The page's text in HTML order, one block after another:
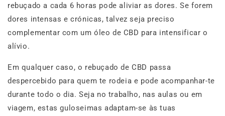
rebuçado a cada 6 horas pode aliviar as dores. Se forem
dores intensas e crónicas, talvez seja preciso
complementar com um óleo de CBD para intensificar o
alívio.
Em qualquer caso, o rebuçado de CBD passa
despercebido para quem te rodeia e pode acompanhar-te
durante todo o dia. Seja no trabalho, nas aulas ou em
viagem, estas guloseimas adaptam-se às tuas